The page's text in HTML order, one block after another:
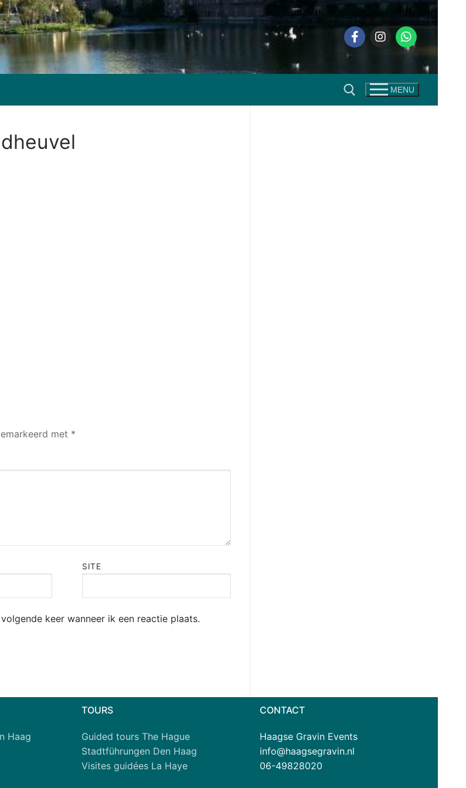
MENU
met *
SITE
keer wanneer ik een reactie plaats.
Haag
TOURS
Guided tours The Hague
Stadtführungen Den Haag
Visites guidées La Haye
CONTACT
Haagse Gravin Events
info@haagsegravin.nl
06-49828020